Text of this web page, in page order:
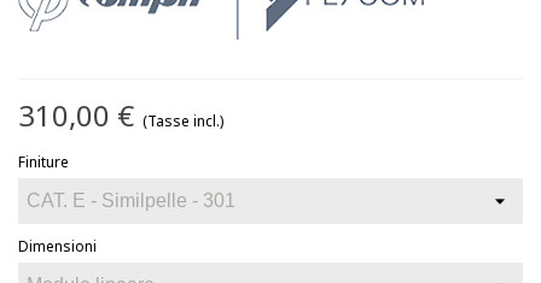
310,00 € (Tasse incl.)
Finiture
Dimensioni